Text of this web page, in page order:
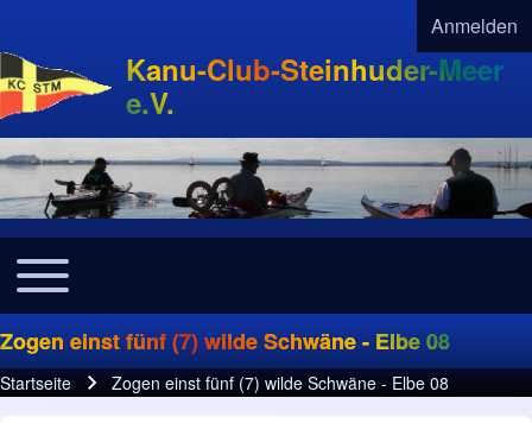
User
Anmelden
Kanu-Club-Steinhuder-Meer
e.V.
Navigation
Toggle main menu
Zogen einst fünf (7) wilde Schwäne - Elbe 08
Pfadnavigation
Startseite Zogen einst fünf (7) wilde Schwäne - Elbe 08